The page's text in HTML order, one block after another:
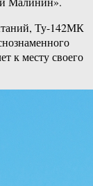
Ту-142МК
к месту своего